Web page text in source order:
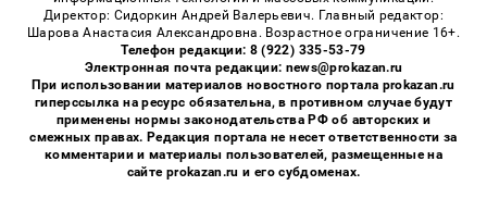
Директор: Сидоркин Андрей Валерьевич. Главный редактор:
Шарова Анастасия Александровна. Возрастное ограничение 16+.
Телефон редакции: 8 (922) 335-53-79
Электронная почта редакции: news@prokazan.ru
При использовании материалов новостного портала prokazan.ru
гиперссылка на ресурс обязательна, в противном случае будут
применены нормы законодательства РФ об авторских и
смежных правах. Редакция портала не несет ответственности за
комментарии и материалы пользователей, размещенные на
сайте prokazan.ru и его субдоменах.